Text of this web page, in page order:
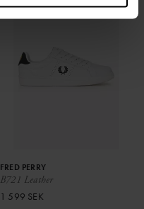
B721 Leather
FRED PERRY
1 599 SEK